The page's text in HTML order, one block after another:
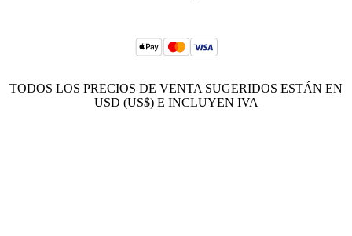
TODOS LOS PRECIOS DE VENTA SUGERIDOS ESTÁN EN
USD (US$) E INCLUYEN IVA